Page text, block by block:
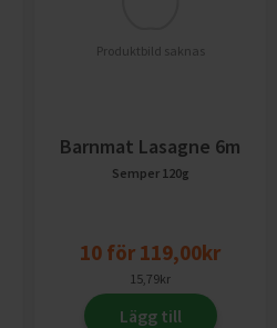
Produktbild saknas
Barnmat Lasagne 6m
Semper 120g
10 för 119,00kr
15,79kr
Lägg till